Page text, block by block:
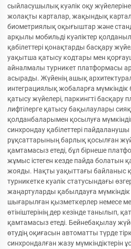
сыйласушылық куәлік оқу
жолақты карталар, жақындық
биометриялық оқығыштар және
арқылы мобильді куәліктер
қабілеттері қонақтарды басқару
уақытша қатысу кодтары мен
айналмалы турникет платформасы
асырады. Жүйенің ашық
интеграциялық жобаларға мүмкіндік
қатысу жүйелері, паркингті
лифтілерге қатысу бақылаулары
қолданбаларымен қосылуға
синхрондау қабілеттері пайдаланушы
рұқсаттарының барлық қосылған
қамтамасыз етеді, бұл бірнеше
жұмыс істеген кезде пайда болатын
жояды. Нақты уақыттағы байланыс
турникетке куәлік статусындағы
жаңартуларды қабылдауға мүмкіндік
шығарылған қызметкерлер немесе
өтініштерінің дер кезінде танылып,
қамтамасыз етеді. Бейнебақылау
өтудің оқиғасын автоматты түрде
синхрондалған жазу мүмкіндіктерін